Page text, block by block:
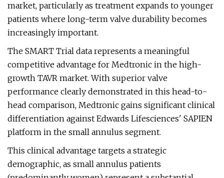
market, particularly as treatment expands to younger
patients where long-term valve durability becomes
increasingly important.
The SMART Trial data represents a meaningful
competitive advantage for Medtronic in the high-
growth TAVR market. With superior valve
performance clearly demonstrated in this head-to-
head comparison, Medtronic gains significant clinical
differentiation against Edwards Lifesciences' SAPIEN
platform in the small annulus segment.
This clinical advantage targets a strategic
demographic, as small annulus patients